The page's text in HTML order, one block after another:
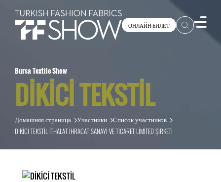
ОНЛАЙН-БИЛЕТ
Bursa Textile Show
DİKİCİ TEKSTİL
Домашняя страница Участники Список участников
DİKİCİ TEKSTİL İTHALAT İHRACAT SANAYİ VE TİCARET LİMİTED ŞİRKETİ